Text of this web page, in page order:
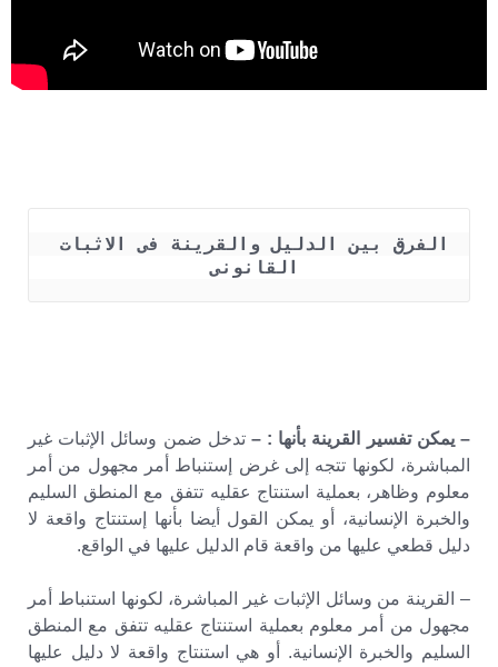
القانونى
– يمكن تفسير القرينة بأنها : – تدخل ضمن وسائل الإثبات غير
المباشرة، لكونها تتجه إلى غرض إستنباط أمر مجهول من أمر
معلوم وظاهر، بعملية استنتاج عقليه تتفق مع المنطق السليم
والخبرة الإنسانية، أو يمكن القول أيضا بأنها إستنتاج واقعة لا
دليل قطعي عليها من واقعة قام الدليل عليها في الواقع.
– القرينة من وسائل الإثبات غير المباشرة، لكونها استنباط أمر
مجهول من أمر معلوم بعملية استنتاج عقليه تتفق مع المنطق
السليم والخبرة الإنسانية. أو هي استنتاج واقعة لا دليل عليها